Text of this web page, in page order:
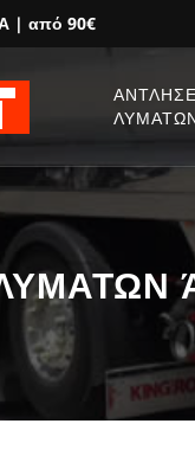
| από 90€